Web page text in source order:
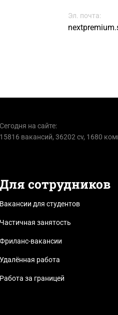
Эл. почта:
Сегодня на сайте:
15816 вакансий, 36202 cv, 1680
Для сотрудников
Вакансии для студентов
Частичная занятость
Фриланс-вакансии
Удалённая работа
Работа за границей